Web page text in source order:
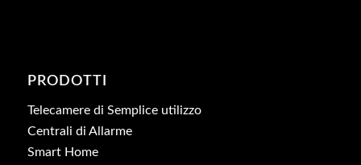
PRODOTTI
Telecamere di Semplice utilizzo
Centrali di Allarme
Smart Home